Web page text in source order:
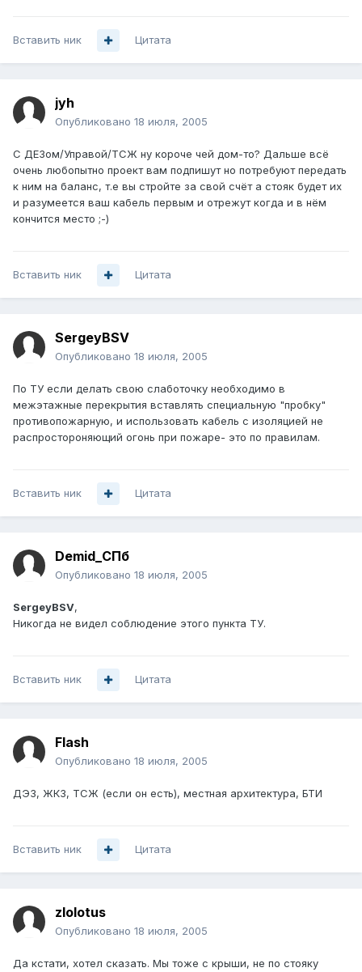
Вставить ник Цитата
jyh
Опубликовано 18 июля, 2005
С ДЕЗом/Управой/ТСЖ ну короче чей дом-то? Дальше всё
очень любопытно проект вам подпишут но потребуют передать
к ним на баланс, т.е вы стройте за свой счёт а стояк будет их
и разумеется ваш кабель первым и отрежут когда и в нём
кончится место ;-)
Вставить ник Цитата
SergeyBSV
Опубликовано 18 июля, 2005
По ТУ если делать свою слаботочку необходимо в
межэтажные перекрытия вставлять специальную "пробку"
противопожарную, и использовать кабель с изоляцией не
распростороняющий огонь при пожаре- это по правилам.
Вставить ник Цитата
Demid_СПб
Опубликовано 18 июля, 2005
SergeyBSV,
Никогда не видел соблюдение этого пункта ТУ.
Вставить ник Цитата
FIash
Опубликовано 18 июля, 2005
ДЭЗ, ЖКЗ, ТСЖ (если он есть), местная архитектура, БТИ
Вставить ник Цитата
zlolotus
Опубликовано 18 июля, 2005
Да кстати, хотел сказать. Мы тоже с крыши, не по стояку